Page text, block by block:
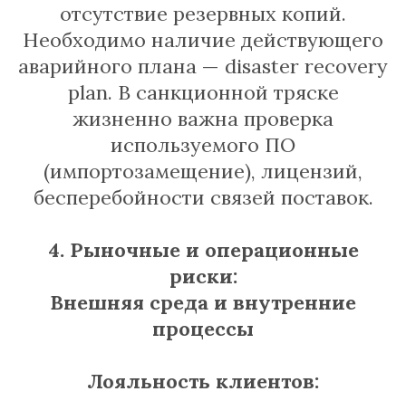
отсутствие резервных копий.
Необходимо наличие действующего
аварийного плана — disaster recovery
plan. В санкционной тряске
жизненно важна проверка
используемого ПО
(импортозамещение), лицензий,
бесперебойности связей поставок.
4. Рыночные и операционные
риски:
Внешняя среда и внутренние
процессы
Лояльность клиентов: